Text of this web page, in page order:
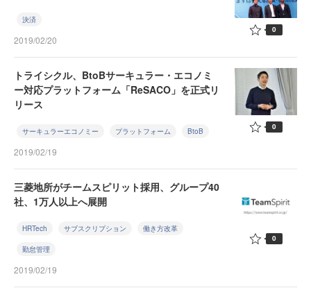
決済
2019/02/20
0
トライシクル、BtoBサーキュラー・エコノミ
ー対応プラットフォーム「ReSACO」を正式リ
リース
サーキュラーエコノミー プラットフォーム BtoB
2019/02/19
0
三菱地所がチームスピリット採用、グループ40
社、1万人以上へ展開
HRTech サブスクリプション 働き方改革
勤怠管理
2019/02/19
0